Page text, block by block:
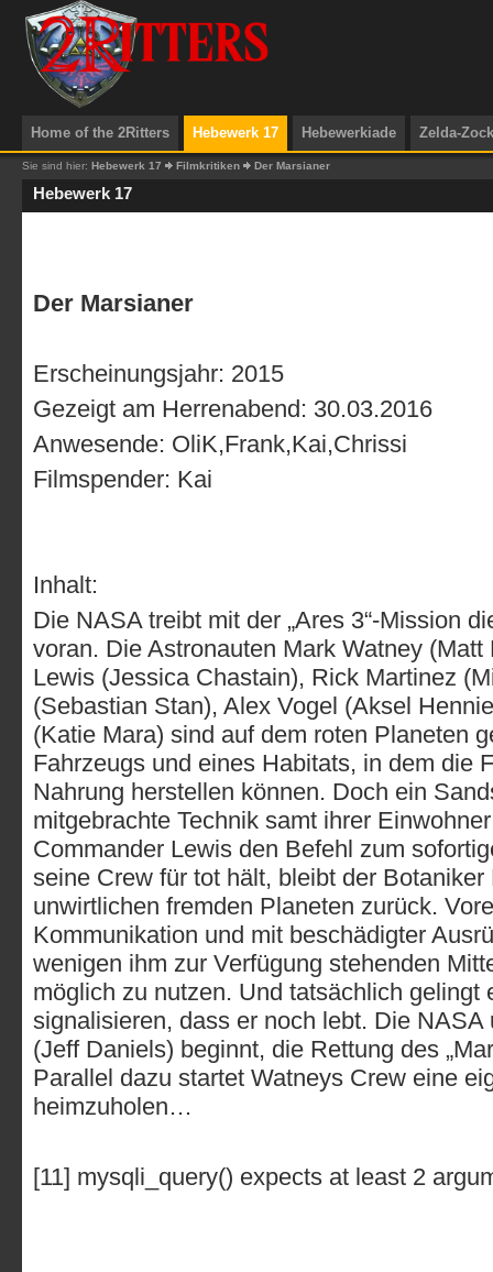
Home of the 2Ritters Hebewerk 17 Hebewerkiade Zelda-
Sie sind hier: Hebewerk 17 Filmkritiken Der Marsianer
Hebewerk 17
Der Marsianer
Erscheinungsjahr: 2015
Gezeigt am Herrenabend: 30.03.2016
Anwesende: OliK,Frank,Kai,Chrissi
Filmspender: Kai
Inhalt:
Die NASA treibt mit der „Ares 3“-Mission
voran. Die Astronauten Mark Watney
Lewis (Jessica Chastain), Rick Martinez
(Sebastian Stan), Alex Vogel (Aksel
(Katie Mara) sind auf dem roten Planeten
Fahrzeugs und eines Habitats, in dem die
Nahrung herstellen können. Doch ein
mitgebrachte Technik samt ihrer
Commander Lewis den Befehl zum
seine Crew für tot hält, bleibt der
unwirtlichen fremden Planeten zurück.
Kommunikation und mit beschädigter
wenigen ihm zur Verfügung stehenden
möglich zu nutzen. Und tatsächlich gelingt
signalisieren, dass er noch lebt. Die NASA
(Jeff Daniels) beginnt, die Rettung des
Parallel dazu startet Watneys Crew eine
heimzuholen…
[11] mysqli_query() expects at least 2